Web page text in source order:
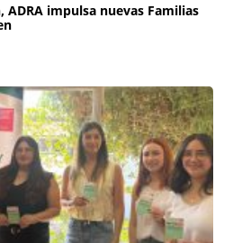
impulsa nuevas Familias